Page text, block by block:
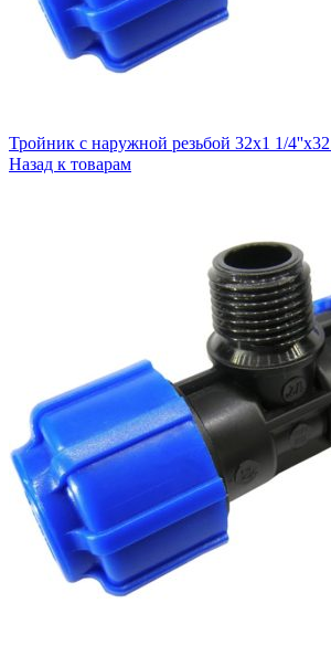
Тройник с наружной резьбой 32x1 1/4''x32
Назад к товарам